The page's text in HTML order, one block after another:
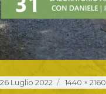
Posted
26 Luglio 2022
Full
1440 × 2160